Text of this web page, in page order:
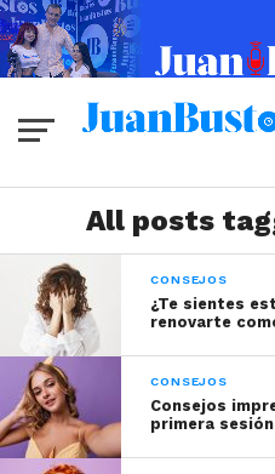
All posts
CONSEJOS
¿Te sientes
renovarte
CONSEJOS
Consejos
primera